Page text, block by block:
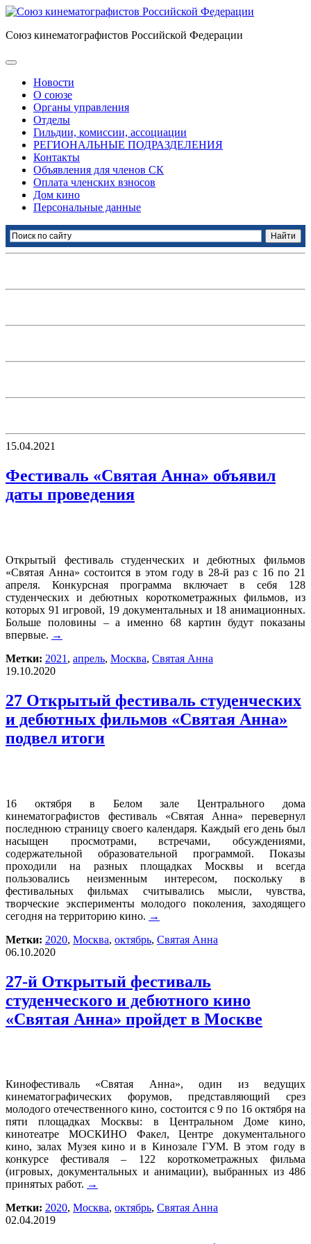
Союз кинематографистов Российской Федерации
Новости
О союзе
Органы управления
Отделы
Гильдии, комиссии, ассоциации
РЕГИОНАЛЬНЫЕ ПОДРАЗДЕЛЕНИЯ
Контакты
Объявления для членов СК
Оплата членских взносов
Дом кино
Персональные данные
15.04.2021
Фестиваль «Святая Анна» объявил
даты проведения
Открытый фестиваль студенческих и дебютных фильмов
«Святая Анна» состоится в этом году в 28-й раз с 16 по 21
апреля. Конкурсная программа включает в себя 128
студенческих и дебютных короткометражных фильмов, из
которых 91 игровой, 19 документальных и 18 анимационных.
Больше половины – а именно 68 картин будут показаны
впервые. →
Метки: 2021 , апрель, Москва, Святая Анна
19.10.2020
27 Открытый фестиваль студенческих
и дебютных фильмов «Святая Анна»
подвел итоги
16 октября в Белом зале Центрального дома
кинематографистов фестиваль «Святая Анна» перевернул
последнюю страницу своего календаря. Каждый его день был
насыщен просмотрами, встречами, обсуждениями,
содержательной образовательной программой. Показы
проходили на разных площадках Москвы и всегда
пользовались неизменным интересом, поскольку в
фестивальных фильмах считывались мысли, чувства,
творческие эксперименты молодого поколения, заходящего
сегодня на территорию кино. →
Метки: 2020, Москва, октябрь, Святая Анна
06.10.2020
27-й Открытый фестиваль
студенческого и дебютного кино
«Святая Анна» пройдет в Москве
Кинофестиваль «Святая Анна», один из ведущих
кинематографических форумов, представляющий срез
молодого отечественного кино, состоится с 9 по 16 октября на
пяти площадках Москвы: в Центральном Доме кино,
кинотеатре МОСКИНО Факел, Центре документального
кино, залах Музея кино и в Кинозале ГУМ. В этом году в
конкурсе фестиваля – 122 короткометражных фильма
(игровых, документальных и анимации), выбранных из 486
принятых работ. →
Метки: 2020, Москва, октябрь, Святая Анна
02.04.2019